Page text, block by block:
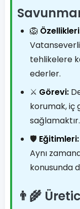
🦁
tehlikelere
ederler.
⚔️ Görevi:
korumak, iç
sağlamaktır.
🛡️ Eğitimleri:
Aynı
konusunda
👨‍🌾